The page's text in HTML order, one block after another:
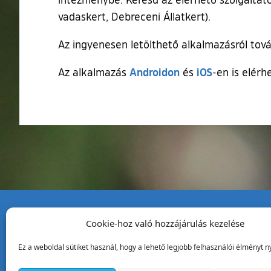
Cookie-hoz való hozzájárulás kezelése
Ez a weboldal sütiket használ, hogy a lehető legjobb felhasználói élményt
vadaskert, Debreceni Állatkert).
Az ingyenesen letölthető alkalmazásról
Az alkalmazás Androidon(külső hivatkozás)
és iOS(külső
-en is
Tata Város
2890 Tata, Kossuth tér 1.